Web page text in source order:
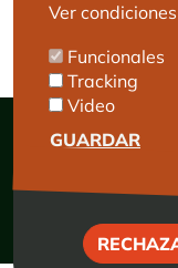
Ver
Funcionales
Tracking
Video
GUARDAR